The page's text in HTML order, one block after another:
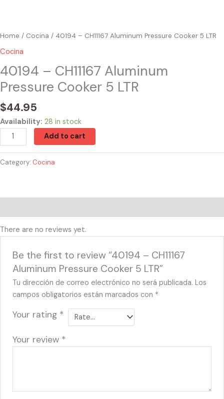
Home / Cocina / 40194 – CH11167 Aluminum Pressure Cooker 5 LTR
Cocina
40194 – CH11167 Aluminum
Pressure Cooker 5 LTR
$44.95
Availability: 28 in stock
Add to cart
Category: Cocina
There are no reviews yet.
Be the first to review “40194 – CH11167
Aluminum Pressure Cooker 5 LTR”
Tu dirección de correo electrónico no será publicada. Los
campos obligatorios están marcados con *
Your rating *
Your review *